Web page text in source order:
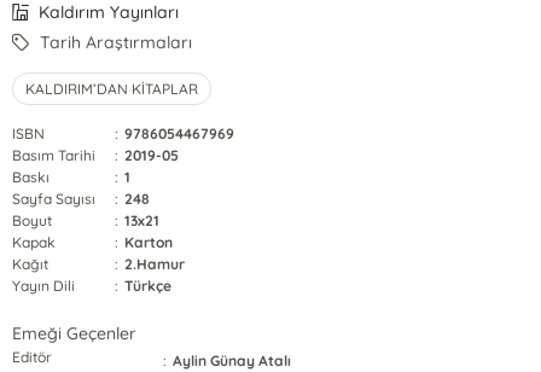
Kaldırım Yayınları
Tarih Araştırmaları
KALDIRIM’DAN KİTAPLAR
ISBN : 9786054467969
Basım Tarihi
: 2019-05
Baskı
: 1
Sayfa Sayısı
: 248
Boyut
: 13x21
Kapak
: Karton
Kağıt
: 2.Hamur
Yayın Dili
: Türkçe
Emeği Geçenler
Editör : Aylin Günay Atalı